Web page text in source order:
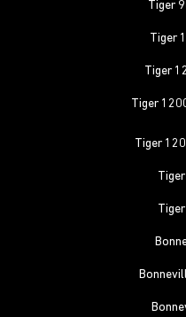
Tiger
Tiger
Tiger
Tiger
Tiger